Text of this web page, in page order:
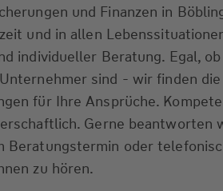
und Finanzen in
und in allen
individueller Beratung. Egal,
sind - wir finden die
für Ihre Ansprüche.
Gerne beantworten
Beratungstermin oder
zu hören.